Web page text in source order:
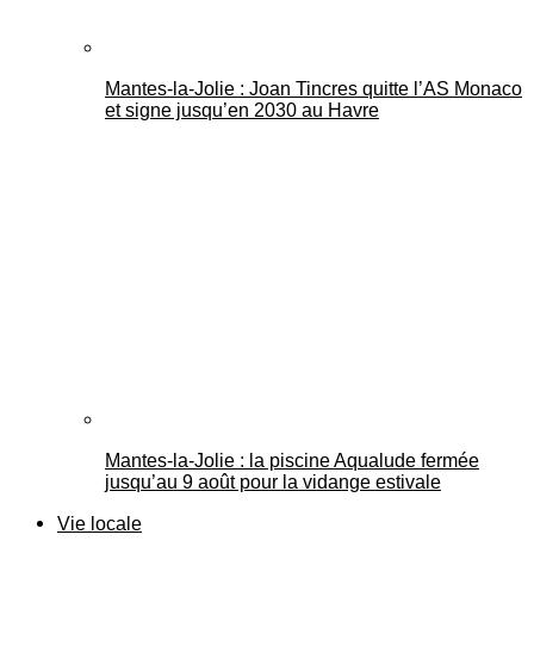
Mantes-la-Jolie : Joan Tincres quitte l’AS Monaco
et signe jusqu’en 2030 au Havre
Mantes-la-Jolie : la piscine Aqualude fermée
jusqu’au 9 août pour la vidange estivale
Vie locale